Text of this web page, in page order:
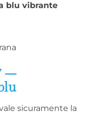
blu vibrante
–
sicuramente la